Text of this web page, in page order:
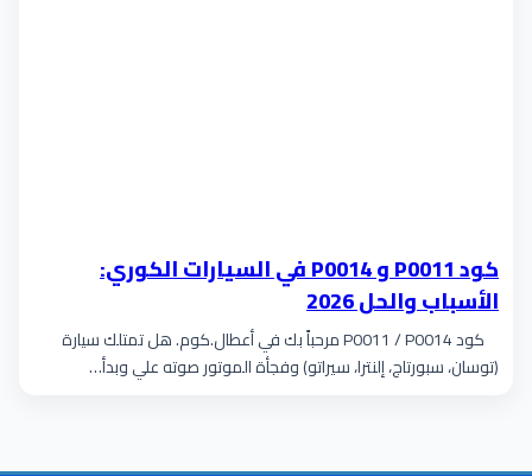
كود P0011 و P0014 في السيارات الكوري:
الأسباب والحل 2026
كود P0011 / P0014 مرحباً بك في أعطال.كوم. هل تمتلك سيارة
(توسان، سبورتاج، إلنترا، سيراتو) وفجأة الموتور صوته علي وبدأ…